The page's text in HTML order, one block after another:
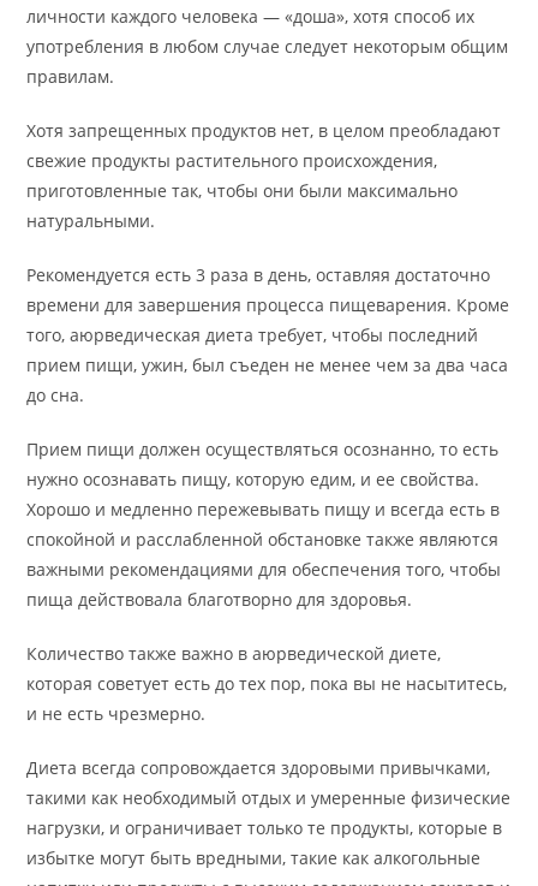
личности каждого человека — «доша», хотя способ их
употребления в любом случае следует некоторым общим
правилам.
Хотя запрещенных продуктов нет, в целом преобладают
свежие продукты растительного происхождения,
приготовленные так, чтобы они были максимально
натуральными.
Рекомендуется есть 3 раза в день, оставляя достаточно
времени для завершения процесса пищеварения. Кроме
того, аюрведическая диета требует, чтобы последний
прием пищи, ужин, был съеден не менее чем за два часа
до сна.
Прием пищи должен осуществляться осознанно, то есть
нужно осознавать пищу, которую едим, и ее свойства.
Хорошо и медленно пережевывать пищу и всегда есть в
спокойной и расслабленной обстановке также являются
важными рекомендациями для обеспечения того, чтобы
пища действовала благотворно для здоровья.
Количество также важно в аюрведической диете,
которая советует есть до тех пор, пока вы не насытитесь,
и не есть чрезмерно.
Диета всегда сопровождается здоровыми привычками,
такими как необходимый отдых и умеренные физические
нагрузки, и ограничивает только те продукты, которые в
избытке могут быть вредными, такие как алкогольные